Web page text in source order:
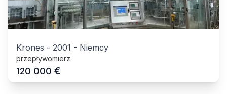
Krones - 2001 - Niemcy
przepływomierz
120 000 €